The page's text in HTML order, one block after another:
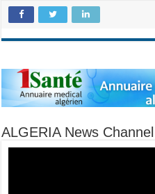
ALGERIA News Channel